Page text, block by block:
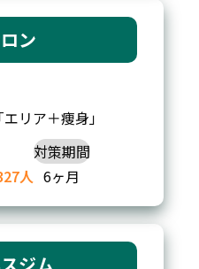
ン
リア＋痩身」
人
対策期間
6ヶ月